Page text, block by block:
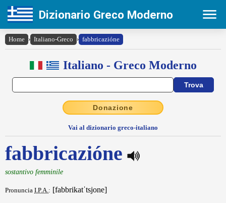
Dizionario Greco Moderno
Home › Italiano-Greco › fabbricazióne
Italiano - Greco Moderno
Donazione
Vai al dizionario greco-italiano
fabbricazióne
sostantivo femminile
Pronuncia I.P.A.: [fabbrikatˈtsjone]